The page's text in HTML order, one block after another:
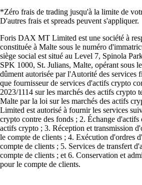
*Zéro frais de trading jusqu'à la limite de
D'autres frais et spreads peuvent s'appliquer.
Foris DAX MT Limited est une société à
constituée à Malte sous le numéro
siège social est situé au Level 7, Spinola
SPK 1000, St. Julians, Malte, opérant sous
dûment autorisée par l'Autorité des services
que fournisseur de services d'actifs crypto
2023/1114 sur les marchés des actifs crypto
Malte par la loi sur les marchés des actifs
Limited est autorisé à fournir les services
crypto contre des fonds ; 2. Échange d'actifs
actifs crypto ; 3. Réception et transmission
le compte de clients ; 4. Exécution d'ordres
compte de clients ; 5. Services de transfert
compte de clients ; et 6. Conservation et
pour le compte de clients.